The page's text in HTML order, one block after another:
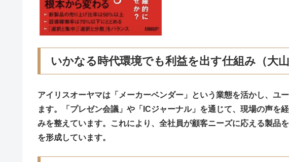
いかなる時代環境でも利益を出す仕組み（大
アイリスオーヤマは「メーカーベンダー」という業態を活かし、ユ
ます。「プレゼン会議」や「ICジャーナル」を通じて、現場の声を
みを整えています。これにより、全社員が顧客ニーズに応える製品
を形成しています。